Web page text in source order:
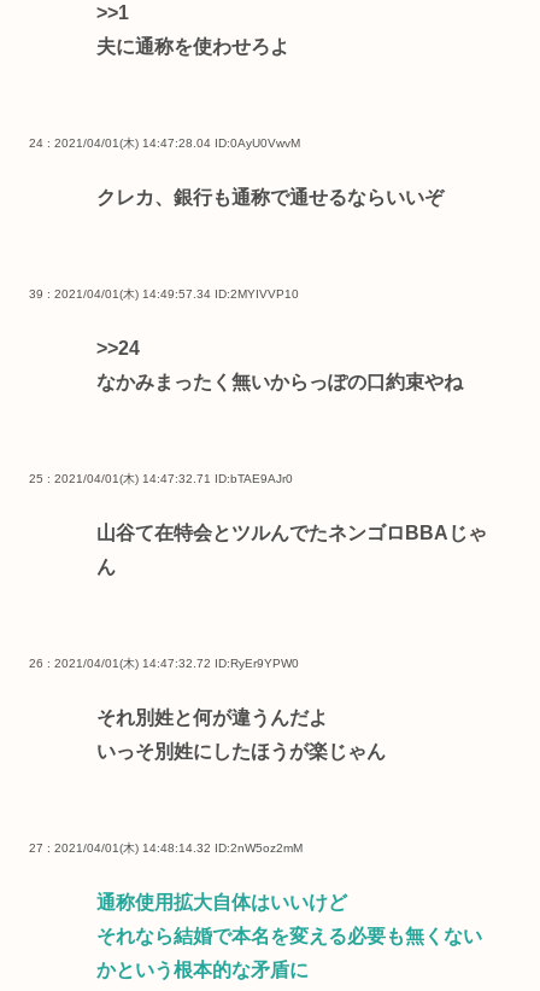
>>1
夫に通称を使わせろよ
24 : 2021/04/01(木) 14:47:28.04 ID:0AyU0VwvM
クレカ、銀行も通称で通せるならいいぞ
39 : 2021/04/01(木) 14:49:57.34 ID:2MYIVVP10
>>24
なかみまったく無いからっぽの口約束やね
25 : 2021/04/01(木) 14:47:32.71 ID:bTAE9AJr0
山谷て在特会とツルんでたネンゴロBBAじゃ
ん
26 : 2021/04/01(木) 14:47:32.72 ID:RyEr9YPW0
それ別姓と何が違うんだよ
いっそ別姓にしたほうが楽じゃん
27 : 2021/04/01(木) 14:48:14.32 ID:2nW5oz2mM
通称使用拡大自体はいいけど
それなら結婚で本名を変える必要も無くない
かという根本的な矛盾に